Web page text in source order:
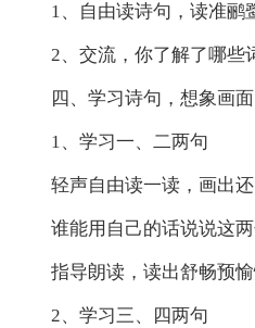
1、自由读诗句，读准鹂
2、交流，你了解了哪些
四、学习诗句，想象画面
1、学习一、二两句
轻声自由读一读，画出
谁能用自己的话说说这
指导朗读，读出舒畅预愉
2、学习三、四两句